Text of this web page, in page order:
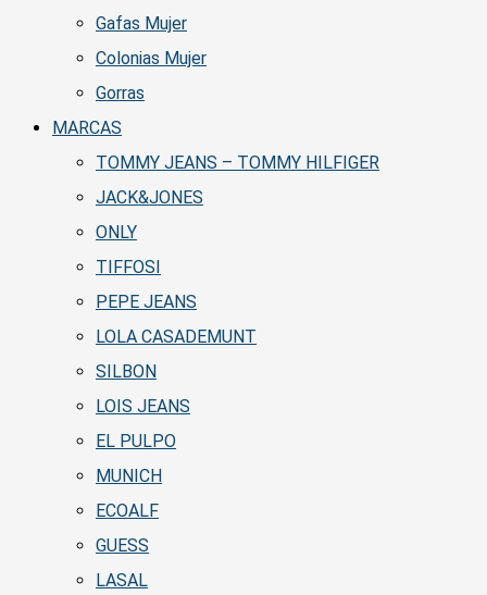
Gafas Mujer
Colonias Mujer
Gorras
MARCAS
TOMMY JEANS – TOMMY HILFIGER
JACK&JONES
ONLY
TIFFOSI
PEPE JEANS
LOLA CASADEMUNT
SILBON
LOIS JEANS
EL PULPO
MUNICH
ECOALF
GUESS
LASAL